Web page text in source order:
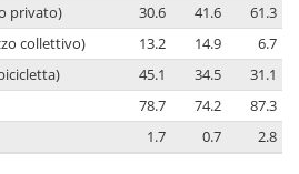
privato)
30.6 41.6
61.3
collettivo)
13.2 14.9
6.7
45.1 34.5
31.1
78.7 74.2
87.3
1.7 0.7 2.8